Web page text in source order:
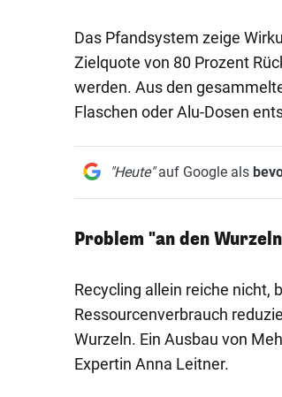
Das Pfandsystem zeige
Zielquote von 80 Prozent
werden. Aus den
Flaschen oder Alu-Dosen
"Heute"auf Google als
Problem "an den
Recycling allein reiche nicht,
Ressourcenverbrauch
Wurzeln. Ein Ausbau von
Expertin Anna Leitner.